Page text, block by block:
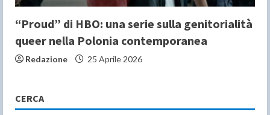
“Proud” di HBO: una serie sulla genitorialità
queer nella Polonia contemporanea
Redazione 25 Aprile 2026
CERCA